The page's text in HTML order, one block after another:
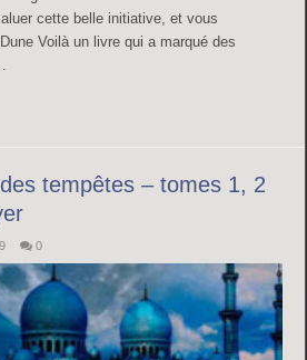
cette belle initiative, et vous
Voilà un livre qui a marqué des
tempêtes – tomes 1, 2
0